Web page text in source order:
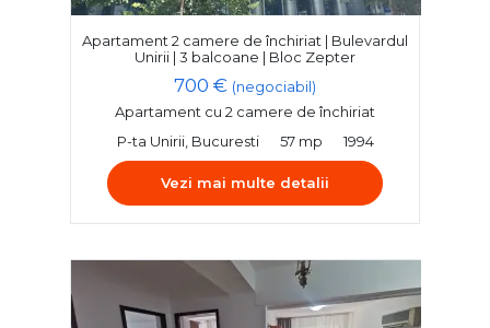
Apartament 2 camere de închiriat | Bulevardul
Unirii | 3 balcoane | Bloc Zepter
700 € (negociabil)
Apartament cu 2 camere de închiriat
P-ta Unirii, Bucuresti
57 mp 1994
Vezi mai multe detalii